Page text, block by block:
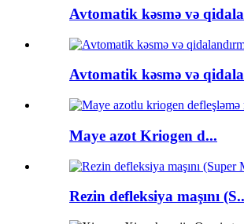
Avtomatik kəsmə və
Avtomatik kəsmə və
Maye azot Kriogen d...
Rezin defleksiya maşını